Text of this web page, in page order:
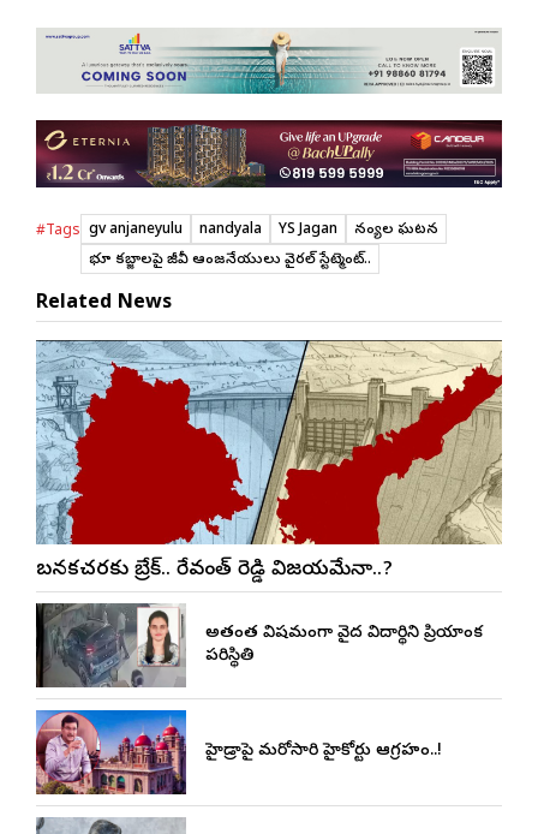
#Tags gv anjaneyulu nandyala YS Jagan
నంద్యాల ఘటన
భూ కబ్జాలపై జీవీ ఆంజనేయులు వైరల్ స్టేట్మెంట్..
Related News
బనకచర్లకు బ్రేక్.. రేవంత్ రెడ్డి విజయమేనా..?
అత్యంత విషమంగా వైద్య విద్యార్థిని ప్రియాంక
పరిస్థితి
హైడ్రాపై మరోసారి హైకోర్టు ఆగ్రహం..!